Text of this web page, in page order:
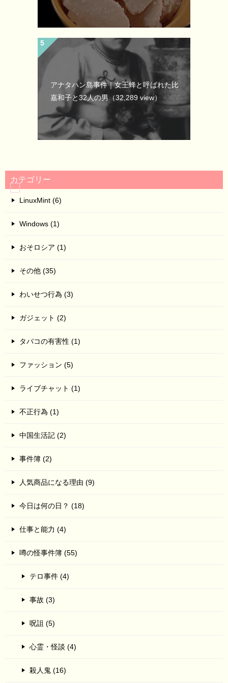
アナタハン島事件｜女王蜂と呼ばれた比
嘉和子と32人の男（32,289 view）
カテゴリー
LinuxMint (6)
Windows (1)
おそロシア (1)
その他 (35)
わいせつ行為 (3)
ガジェット (2)
タバコの有害性 (1)
ファッション (5)
ライブチャット (1)
不正行為 (1)
中国生活記 (2)
事件簿 (2)
人気商品になる理由 (9)
今日は何の日？ (18)
仕事と能力 (4)
噂の怪事件簿 (55)
テロ事件 (4)
事故 (3)
呪詛 (5)
心霊・怪談 (4)
殺人鬼 (16)